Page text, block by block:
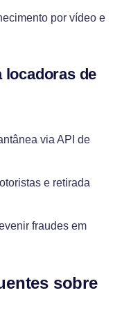
por vídeo e
locadoras de
via API de
e retirada
fraudes em
sobre